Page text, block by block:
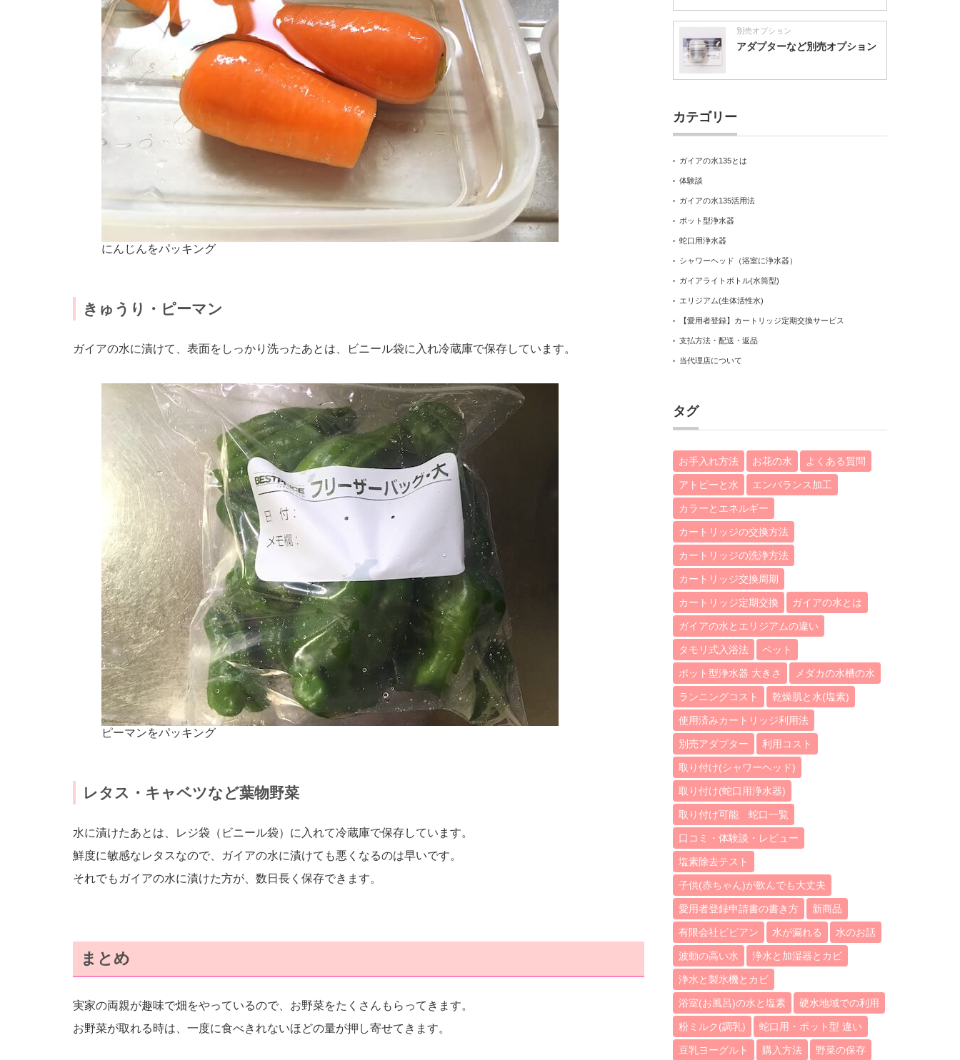
にんじんをパッキング
きゅうり・ピーマン
ガイアの水に漬けて、表面をしっかり洗ったあとは、ビニール袋に入れ冷蔵庫で保存しています。
ピーマンをパッキング
レタス・キャベツなど葉物野菜
水に漬けたあとは、レジ袋（ビニール袋）に入れて冷蔵庫で保存しています。
鮮度に敏感なレタスなので、ガイアの水に漬けても悪くなるのは早いです。
それでもガイアの水に漬けた方が、数日長く保存できます。
まとめ
実家の両親が趣味で畑をやっているので、お野菜をたくさんもらってきます。
お野菜が取れる時は、一度に食べきれないほどの量が押し寄せてきます。
別売オプション
アダプターなど別売オプション
カテゴリー
ガイアの水135とは
体験談
ガイアの水135活用法
ポット型浄水器
蛇口用浄水器
シャワーヘッド（浴室に浄水器）
ガイアライトボトル(水筒型)
エリジアム(生体活性水)
【愛用者登録】カートリッジ定期交換サービス
支払方法・配送・返品
当代理店について
タグ
お手入れ方法 お花の水 よくある質問
アトピーと水 エンバランス加工
カラーとエネルギー
カートリッジの交換方法
カートリッジの洗浄方法
カートリッジ交換周期
カートリッジ定期交換 ガイアの水とは
ガイアの水とエリジアムの違い
タモリ式入浴法 ペット
ポット型浄水器 大きさ メダカの水槽の水
ランニングコスト 乾燥肌と水(塩素)
使用済みカートリッジ利用法
別売アダプター 利用コスト
取り付け(シャワーヘッド)
取り付け(蛇口用浄水器)
取り付け可能 蛇口一覧
口コミ・体験談・レビュー
塩素除去テスト
子供(赤ちゃん)が飲んでも大丈夫
愛用者登録申請書の書き方 新商品
有限会社ビビアン 水が漏れる 水のお話
波動の高い水 浄水と加湿器とカビ
浄水と製氷機とカビ
浴室(お風呂)の水と塩素 硬水地域での利用
粉ミルク(調乳) 蛇口用・ポット型 違い
豆乳ヨーグルト 購入方法 野菜の保存